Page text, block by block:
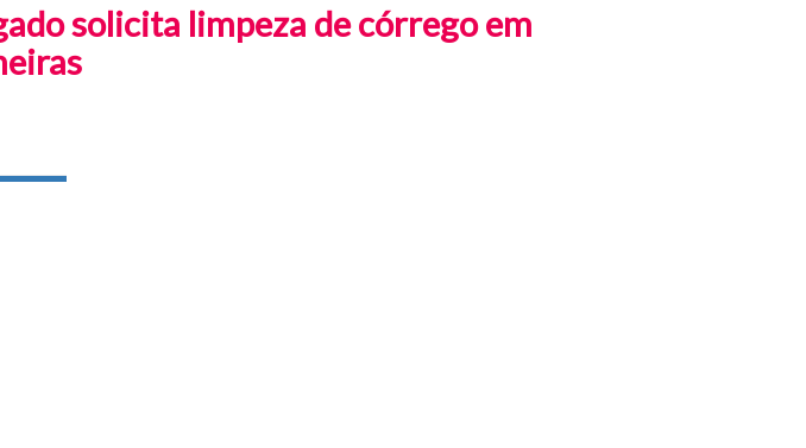
solicita limpeza de córrego em